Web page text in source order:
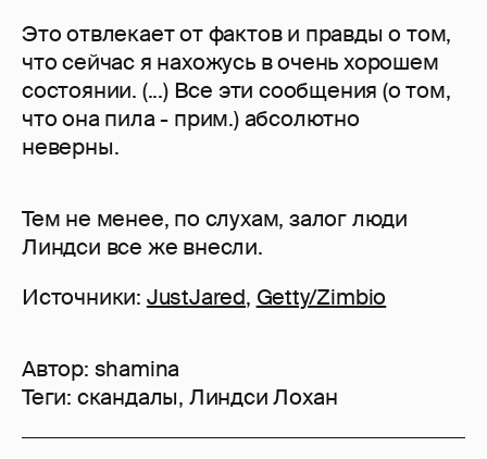
Это отвлекает от фактов и правды о том,
что сейчас я нахожусь в очень хорошем
состоянии. (...) Все эти сообщения (о том,
что она пила - прим.) абсолютно
неверны.
Тем не менее, по слухам, залог люди
Линдси все же внесли.
Источники: JustJared, Getty/Zimbio
Автор: shamina
Теги: скандалы, Линдси Лохан